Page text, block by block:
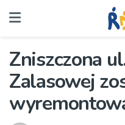
Zniszczona
Zalasowej